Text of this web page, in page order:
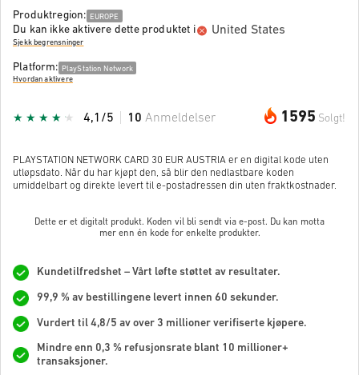
Produktregion: EUROPE
Du kan ikke aktivere dette produktet i United States
Sjekk begrensninger
Platform: PlayStation Network
Hvordan aktivere
1595 Solgt!
4,1/5 10 Anmeldelser
PLAYSTATION NETWORK CARD 30 EUR AUSTRIA er en digital kode uten
utløpsdato. Når du har kjøpt den, så blir den nedlastbare koden
umiddelbart og direkte levert til e-postadressen din uten fraktkostnader.
Dette er et digitalt produkt. Koden vil bli sendt via e-post. Du kan motta
mer enn én kode for enkelte produkter.
Kundetilfredshet – Vårt løfte støttet av resultater.
99,9 % av bestillingene levert innen 60 sekunder.
Vurdert til 4,8/5 av over 3 millioner verifiserte kjøpere.
Mindre enn 0,3 % refusjonsrate blant 10 millioner+
transaksjoner.